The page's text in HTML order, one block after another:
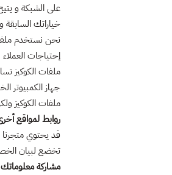
على الشبكة و
خياراتك
نحن نستخدم
إحتياجات
ملفات الكوكيز
جهاز الكمبيوتر
ملفات الكوكيز
روابط لمواقع
قد يحتوي متجرنا
تخضع لبيان
مشاركة